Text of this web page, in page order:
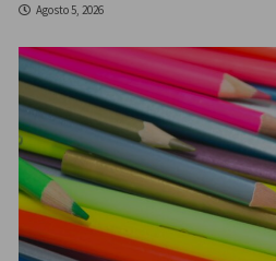
Agosto 5, 2026